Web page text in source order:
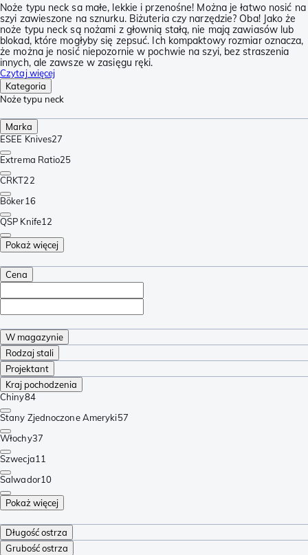
Noże typu neck sa małe, lekkie i przenośne! Można je łatwo nosić na
szyi zawieszone na sznurku. Biżuteria czy narzędzie? Oba! Jako że
noże typu neck są nożami z głownią stałą, nie mają zawiasów lub
blokad, które mogłyby się zepsuć. Ich kompaktowy rozmiar oznacza,
że można je nosić niepozornie w pochwie na szyi, bez straszenia
innych, ale zawsze w zasięgu ręki.
Czytaj więcej
Kategoria
Noże typu neck
Marka
ESEE Knives27
Extrema Ratio25
CRKT22
Böker16
QSP Knife12
Pokaż więcej
Cena
W magazynie
Rodzaj stali
Projektant
Kraj pochodzenia
Chiny84
Stany Zjednoczone Ameryki57
Włochy37
Szwecja11
Salwador10
Pokaż więcej
Długość ostrza
Grubość ostrza